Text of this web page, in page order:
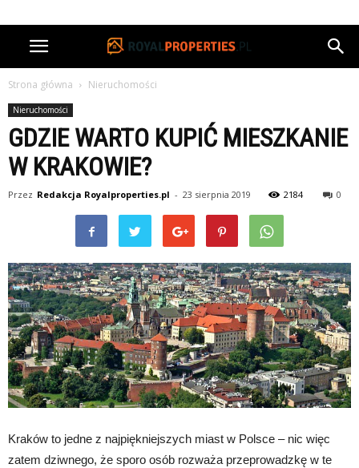
Strona główna Nieruchomości
Nieruchomości
GDZIE WARTO KUPIĆ MIESZKANIE
W KRAKOWIE?
Przez Redakcja Royalproperties.pl - 23 sierpnia 2019 2184 0
Kraków to jedne z najpiękniejszych miast w Polsce – nic więc
zatem dziwnego, że sporo osób rozważa przeprowadzkę w te